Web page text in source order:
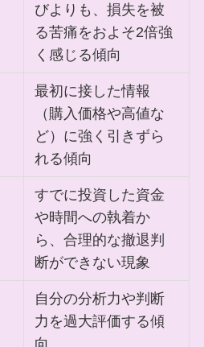
びよりも、損失を被
る苦痛をおよそ2倍強
く感じる傾向
最初に接した情報
（購入価格や高値な
ど）に強く引きずら
れる傾向
すでに投資した資金
や時間への執着か
ら、合理的な撤退判
断ができない現象
自分の分析力や判断
力を過大評価する傾